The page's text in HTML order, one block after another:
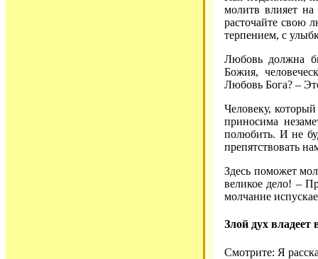
молитв влияет
расточайте свою
терпением, с
Любовь должна
Божия,
Любовь Бога? –
Человеку,
приносима
полюбить. И не
препятствовать
Здесь поможет
великое дело! –
молчание
Злой дух владеет
Смотрите: Я